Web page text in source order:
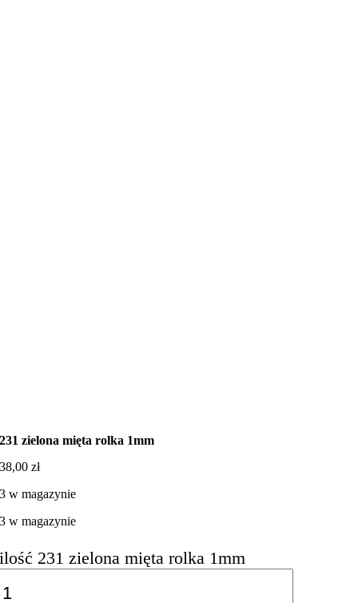
231 zielona mięta rolka 1mm
38,00zł
3 w magazynie
3 w magazynie
ilość 231 zielona mięta rolka 1mm